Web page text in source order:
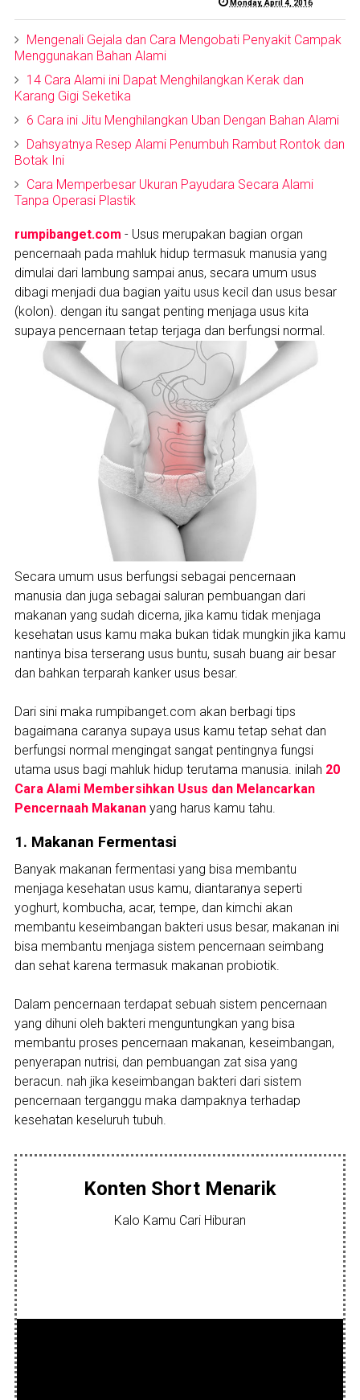
Monday, April 4, 2016
Mengenali Gejala dan Cara Mengobati Penyakit Campak
Menggunakan Bahan Alami
14 Cara Alami ini Dapat Menghilangkan Kerak dan
Karang Gigi Seketika
6 Cara ini Jitu Menghilangkan Uban Dengan Bahan Alami
Dahsyatnya Resep Alami Penumbuh Rambut Rontok dan
Botak Ini
Cara Memperbesar Ukuran Payudara Secara Alami
Tanpa Operasi Plastik
rumpibanget.com - Usus merupakan bagian organ
pencernaah pada mahluk hidup termasuk manusia yang
dimulai dari lambung sampai anus, secara umum usus
dibagi menjadi dua bagian yaitu usus kecil dan usus besar
(kolon). dengan itu sangat penting menjaga usus kita
supaya pencernaan tetap terjaga dan berfungsi normal.
Secara umum usus berfungsi sebagai pencernaan
manusia dan juga sebagai saluran pembuangan dari
makanan yang sudah dicerna, jika kamu tidak menjaga
kesehatan usus kamu maka bukan tidak mungkin jika kamu
nantinya bisa terserang usus buntu, susah buang air besar
dan bahkan terparah kanker usus besar.
Dari sini maka rumpibanget.com akan berbagi tips
bagaimana caranya supaya usus kamu tetap sehat dan
berfungsi normal mengingat sangat pentingnya fungsi
utama usus bagi mahluk hidup terutama manusia. inilah 20
Cara Alami Membersihkan Usus dan Melancarkan
Pencernaah Makananyang harus kamu tahu.
1. Makanan Fermentasi
Banyak makanan fermentasi yang bisa membantu
menjaga kesehatan usus kamu, diantaranya seperti
yoghurt, kombucha, acar, tempe, dan kimchi akan
membantu keseimbangan bakteri usus besar, makanan ini
bisa membantu menjaga sistem pencernaan seimbang
dan sehat karena termasuk makanan probiotik.
Dalam pencernaan terdapat sebuah sistem pencernaan
yang dihuni oleh bakteri menguntungkan yang bisa
membantu proses pencernaan makanan, keseimbangan,
penyerapan nutrisi, dan pembuangan zat sisa yang
beracun. nah jika keseimbangan bakteri dari sistem
pencernaan terganggu maka dampaknya terhadap
kesehatan keseluruh tubuh.
Konten Short Menarik
Kalo Kamu Cari Hiburan